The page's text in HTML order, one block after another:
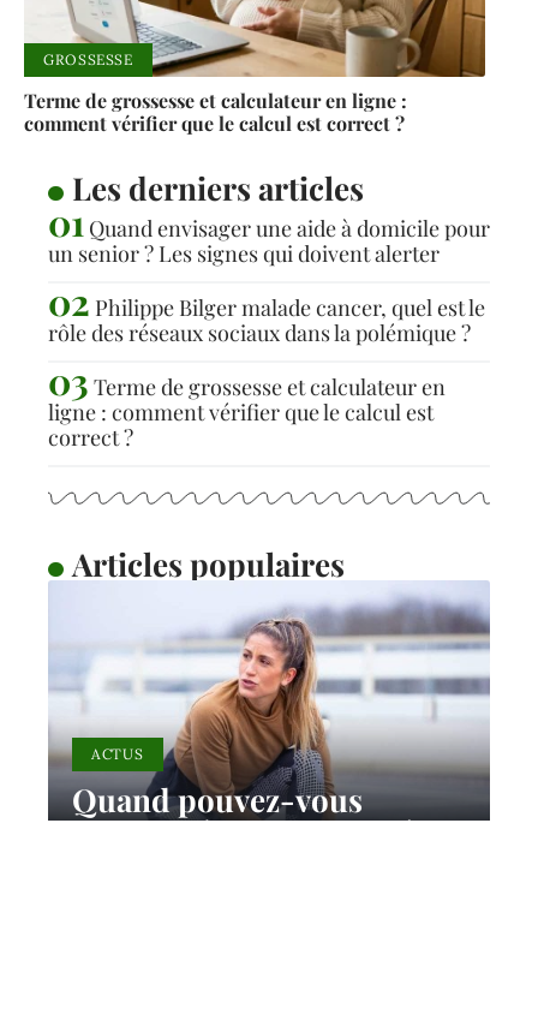
GROSSESSE
Terme de grossesse et calculateur en ligne :
comment vérifier que le calcul est correct ?
Les derniers articles
Quand envisager une aide à domicile pour
un senior ? Les signes qui doivent alerter
Philippe Bilger malade cancer, quel est le
rôle des réseaux sociaux dans la polémique ?
Terme de grossesse et calculateur en
ligne : comment vérifier que le calcul est
correct ?
Articles populaires
ACTUS
Quand pouvez-vous
marcher à nouveau après